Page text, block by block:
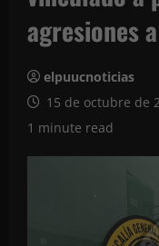
agresiones
elpuucnoticias
15 de octubre de
1 minute read